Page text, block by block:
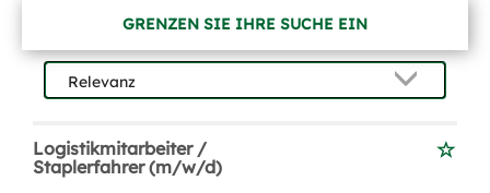
GRENZEN SIE IHRE SUCHE EIN
Logistikmitarbeiter /
Staplerfahrer (m/w/d)